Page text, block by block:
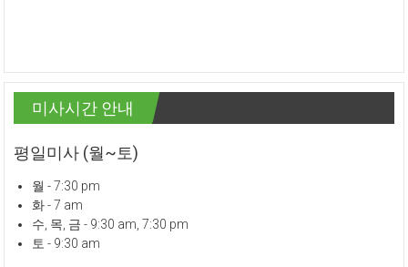
미사시간 안내
평일미사 (월~토)
월 - 7:30 pm
화 - 7 am
수, 목, 금 - 9:30 am, 7:30 pm
토 - 9:30 am